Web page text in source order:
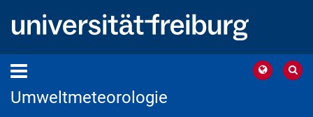
Umweltmeteorologie